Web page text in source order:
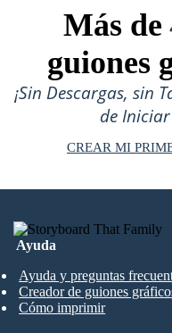
Más de
guiones
¡Sin Descargas, sin
de
CREAR MI
Ayuda
Ayuda y preguntas
Creador de guiones
Cómo imprimir